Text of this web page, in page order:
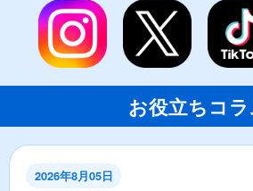
お役立ちコ
2026年8月05日